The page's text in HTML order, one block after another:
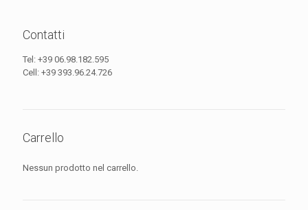
Contatti
Tel: +39 06.98.182.595
Cell: +39 393.96.24.726
Carrello
Nessun prodotto nel carrello.